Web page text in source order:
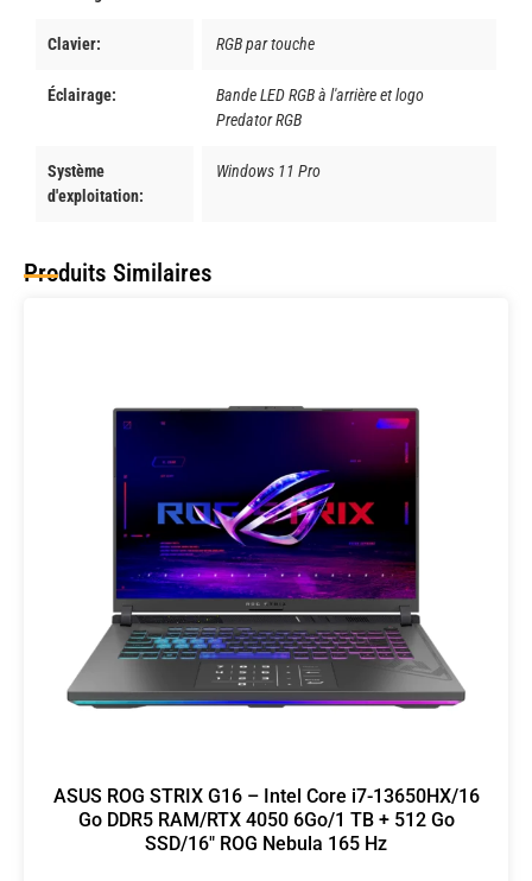
Clavier: RGB par touche
Éclairage:
Bande LED RGB à l'arrière et logo
Predator RGB
Système
d'exploitation:
Windows 11 Pro
Produits Similaires
ASUS ROG STRIX G16 – Intel Core i7-13650HX/16
Go DDR5 RAM/RTX 4050 6Go/1 TB + 512 Go
SSD/16″ ROG Nebula 165 Hz